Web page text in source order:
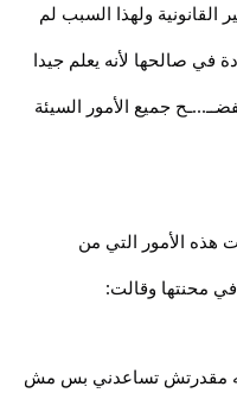
ولهذا السبب لم
في صالحها لأنه يعلم جيدا
جميع الأمور السيئة
هذه الأمور التي من
محنتها وقالت:
مقدرتش تساعدني بس مش